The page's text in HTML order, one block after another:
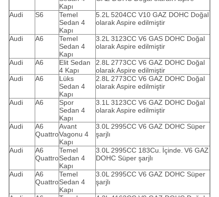
Kapı
Audi S6
Temel
Sedan 4
Kapı
5.2L 5204CC V10 GAZ DOHC Doğal
olarak Aspire edilmiştir
Audi A6
Temel
Sedan 4
Kapı
3.2L 3123CC V6 GAS DOHC Doğal
olarak Aspire edilmiştir
Audi A6
Elit Sedan
4 Kapı
2.8L 2773CC V6 GAZ DOHC Doğal
olarak Aspire edilmiştir
Audi
A6
Lüks
Sedan 4
Kapı
2.8L 2773CC V6 GAZ DOHC Doğal
olarak Aspire edilmiştir
Audi A6
Spor
Sedan 4
Kapı
3.1L 3123CC V6 GAZ DOHC Doğal
olarak Aspire edilmiştir
Audi
A6
Quattro
Avant
Vagonu 4
Kapı
3.0L 2995CC V6 GAZ DOHC Süper
şarjlı
Audi
A6
Quattro
Temel
Sedan 4
Kapı
3.0L 2995CC 183Cu. İçinde. V6 GAZ
DOHC Süper şarjlı
Audi
A6
Quattro
Temel
Sedan 4
Kapı
3.0L 2995CC V6 GAZ DOHC Süper
şarjlı